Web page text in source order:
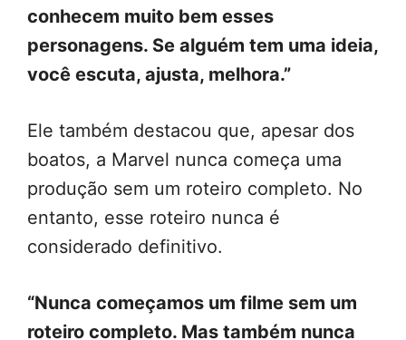
conhecem muito bem esses
personagens. Se alguém tem uma ideia,
você escuta, ajusta, melhora.”
Ele também destacou que, apesar dos
boatos, a Marvel nunca começa uma
produção sem um roteiro completo. No
entanto, esse roteiro nunca é
considerado definitivo.
“Nunca começamos um filme sem um
roteiro completo. Mas também nunca